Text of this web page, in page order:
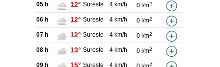
05 h 12° Sureste 4 km/h 0 l/m2
06 h 12° Sureste 4 km/h 0 l/m2
07 h 12° Sureste 4 km/h 0 l/m2
08 h 13° Sureste 4 km/h 0 l/m2
09 h 15° Sureste 4 km/h 2